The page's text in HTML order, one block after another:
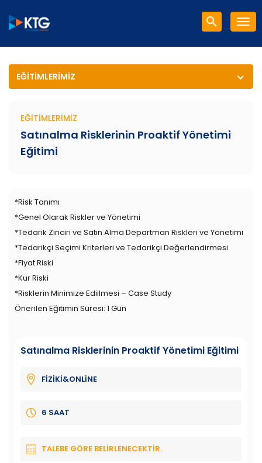
EĞITIMLERIMIZ
EĞITIMLERIMIZ
Satınalma Risklerinin Proaktif Yönetimi
Eğitimi
*Risk Tanımı
*Genel Olarak Riskler ve Yönetimi
*Tedarik Zinciri ve Satın Alma Departman Riskleri ve Yönetimi
*Tedarikçi Seçimi Kriterleri ve Tedarikçi Değerlendirmesi
*Fiyat Riski
*Kur Riski
*Risklerin Minimize Ediilmesi – Case Study
Önerilen Eğitimin Süresi: 1 Gün
Satınalma Risklerinin Proaktif Yönetimi Eğitimi
FİZİKİ&ONLİNE
6 SAAT
TALEBE GÖRE BELIRLENECEKTIR.